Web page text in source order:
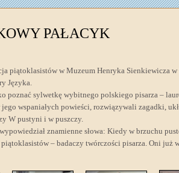
PAŁACYK
piątoklasistów w Muzeum Henryka Sienkiewicza w
Języka.
poznać sylwetkę wybitnego polskiego pisarza –
wspaniałych powieści, rozwiązywali zagadki,
W pustyni i w puszczy.
znamienne słowa: Kiedy w brzuchu
– badaczy twórczości pisarza. Oni już